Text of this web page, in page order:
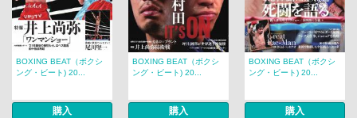
BOXING BEAT（ボクシ
ング・ビート) 20...
購入
BOXING BEAT（ボクシ
ング・ビート) 20...
購入
BOXING BEAT（ボクシ
ング・ビート) 20...
購入